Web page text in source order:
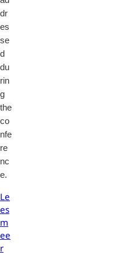
dr
es
se
d
du
rin
g
the
co
nfe
re
nc
e.
Le
es
m
ee
r